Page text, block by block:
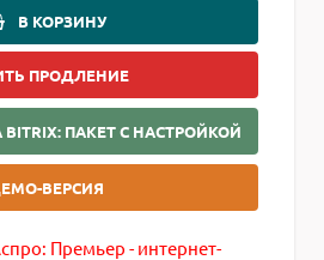
В КОРЗИНУ
ПРОДЛЕНИЕ
ПАКЕТ С НАСТРОЙКОЙ
ВЕРСИЯ
Премьер - интернет-